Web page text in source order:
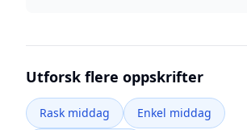
Utforsk flere oppskrifter
Rask middag
Enkel middag